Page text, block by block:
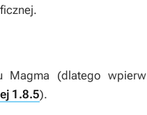
Magma (dlatego wpierw
1.8.5).